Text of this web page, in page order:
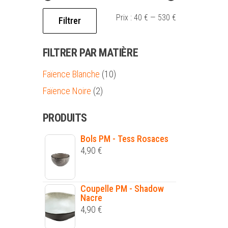
Filtrer Prix : 40 € — 530 €
FILTRER PAR MATIÈRE
Faïence Blanche (10)
Faïence Noire (2)
PRODUITS
Bols PM - Tess Rosaces
4,90 €
Coupelle PM - Shadow
Nacre
4,90 €